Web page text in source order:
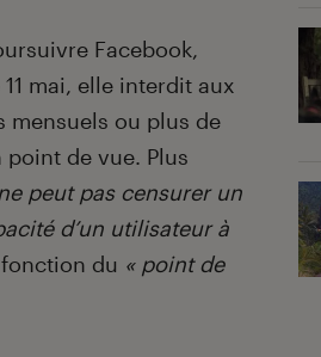
Facebook,
mai, elle interdit aux
mensuels ou plus de
de vue. Plus
peut pas censurer un
d’un utilisateur à
du « point de